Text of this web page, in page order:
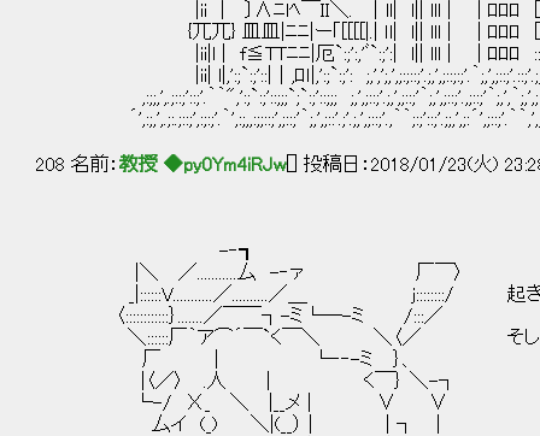
|ii | 〕∧ﾆlﾍ￣II＼. │ll| l|| lll | | ﾛﾛﾛ [[| 凶
{兀兀} 皿皿|ﾆﾆ|ー｢[[[[|.| ｌl| l|| lll | | ﾛﾛﾛ [[|
|ii|l | f≦TTﾆﾆ|厄`:;':,'ﾞ`:;':| l|| lll | | ﾛﾛﾛ
|ii| l|,':;`:;'::|│,ﾛｌ|,':;`:;': ;,',';,',;:;::;'.;,',;::;:;'.｀;,',;::;'.::;'.;,',;::;'｀
,:;;,',.;::;'::;'.｀｀",':;`:;'::;;;`;`:;'::;;; ;,',;::;'.;,',;::;'｀;,',;::;'.,;::;'｀;,',｀
´',:;,',.;:.;::;',:;:;'.｀',:;,,:;;::;',;::;'｀;,',;::'.;'.;,',;::;'.,｀｀;:;'::;'.;;,',;:´',;::;'.｀｀,',;::;'
208 名前： 教授 ◆py0Ym4iRJw[] 投稿日：2018/01/23(火)
-‐┓
|＼ ／...........厶 -‐ァ 厂￣〉
_|::::::V...........／..........／＿ j::::::::/ 起きなさ
〈::::::::::::｝.......／￣￣┐-ミ└─-ミ /:::／
＼::::::厂｀ア⌒´￣`く￣＼ ＼〈／ そして外
厂 | └‐‐-ミ ｝、
|〈／〉 .人 | く￣｝ ＼-┐
└-/ Χ_ ＼ |__メ｜ ∨ ∨
厶イ (_) ＼|(__） | | ┐ ｜